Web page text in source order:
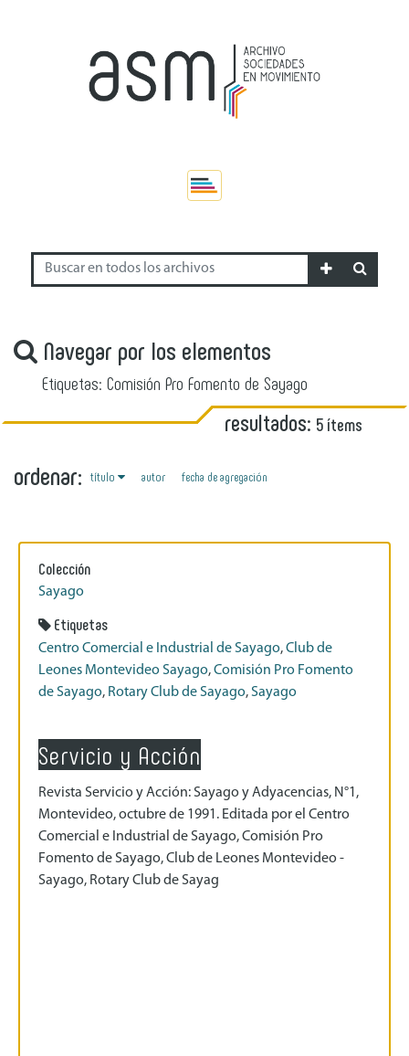
Navegar por los elementos
Etiquetas: Comisión Pro Fomento de Sayago
resultados: 5 ítems
ordenar: título autor fecha de agregación
Colección
Sayago
Etiquetas
Centro Comercial e Industrial de Sayago,Club de
Leones Montevideo Sayago,Comisión Pro Fomento
de Sayago, Rotary Club de Sayago,Sayago
Servicio y Acción
Revista Servicio y Acción: Sayago y Adyacencias, N°1,
Montevideo, octubre de 1991. Editada por el Centro
Comercial e Industrial de Sayago, Comisión Pro
Fomento de Sayago, Club de Leones Montevideo -
Sayago, Rotary Club de Sayag